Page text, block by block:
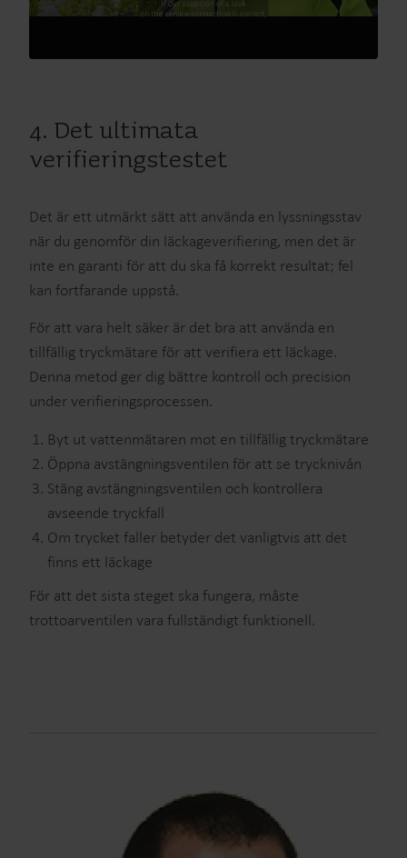
4. Det ultimata
verifieringstestet
Det är ett utmärkt sätt att använda en lyssningsstav
när du genomför din läckageverifiering, men det är
inte en garanti för att du ska få korrekt resultat; fel
kan fortfarande uppstå.
För att vara helt säker är det bra att använda en
tillfällig tryckmätare för att verifiera ett läckage.
Denna metod ger dig bättre kontroll och precision
under verifieringsprocessen.
Byt ut vattenmätaren mot en tillfällig tryckmätare
Öppna avstängningsventilen för att se trycknivån
Stäng avstängningsventilen och kontrollera
avseende tryckfall
Om trycket faller betyder det vanligtvis att det
finns ett läckage
För att det sista steget ska fungera, måste
trottoarventilen vara fullständigt funktionell.